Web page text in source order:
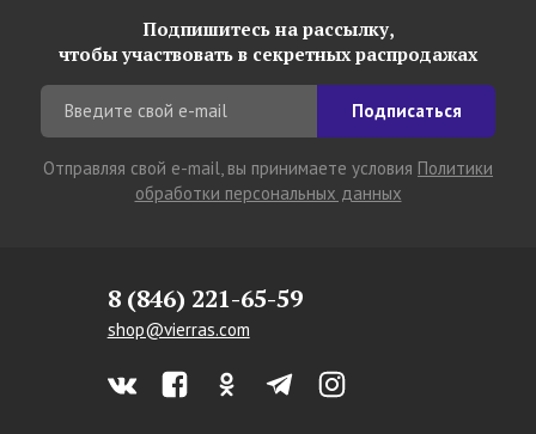
Подпишитесь на рассылку,
чтобы участвовать в секретных распродажах
Подписаться
Отправляя свой e-mail, вы принимаете условия Политики
обработки персональных данных
8 (846) 221-65-59
shop@vierras.com